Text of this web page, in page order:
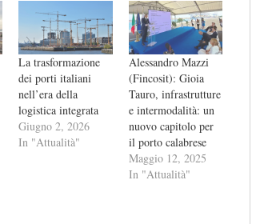
La trasformazione
dei porti italiani
nell’era della
logistica integrata
Giugno 2, 2026
In "Attualità"
Alessandro Mazzi
(Fincosit): Gioia
Tauro, infrastrutture
e intermodalità: un
nuovo capitolo per
il porto calabrese
Maggio 12, 2025
In "Attualità"